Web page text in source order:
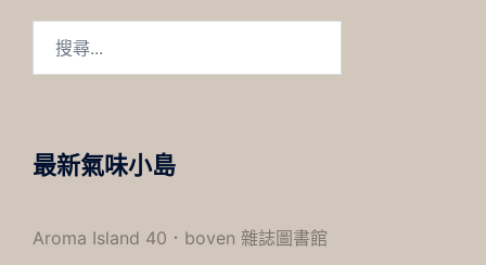
最新氣味小島
Aroma Island 40．boven 雜誌圖書館